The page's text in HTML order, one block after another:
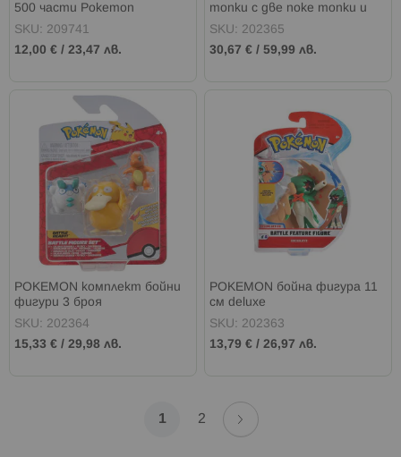
500 части Pokemon
SKU: 209741
12,00 € / 23,47 лв.
топки с две поке топки и
фигурка
SKU: 202365
30,67 € / 59,99 лв.
POKEMON комплект бойни
фигури 3 броя
SKU: 202364
15,33 € / 29,98 лв.
POKEMON бойна фигура 11
см deluxe
SKU: 202363
13,79 € /26,97 лв.
Страница
В
1 Страница
2
Страница
Напред